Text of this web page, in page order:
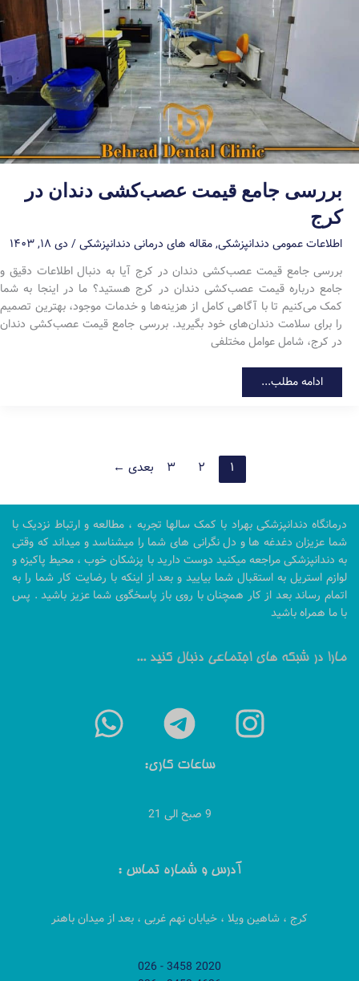
بررسی جامع قیمت عصب‌کشی دندان در
کرج
اطلاعات عمومی دندانپزشکی,مقاله های درمانی دندانپزشکی/ دی ۱۸, ۱۴۰۳
بررسی جامع قیمت عصب‌کشی دندان در کرج آیا به دنبال اطلاعات دقیق و
جامع درباره قیمت عصب‌کشی دندان در کرج هستید؟ ما در اینجا به شما
کمک می‌کنیم تا با آگاهی کامل از هزینه‌ها و خدمات موجود، بهترین تصمیم
را برای سلامت دندان‌های خود بگیرید. بررسی جامع قیمت عصب‌کشی دندان
در کرج، شامل عوامل مختلفی
بررسی
قیمت
ادامه مطلب...
۱ ۲ ۳ بعدی ←
درمانگاه دندانپزشکی بهراد با کمک سالها تجربه ، مطالعه و ارتباط نزدیک با
شما عزیزان دغدغه ها و دل نگرانی های شما را میشناسد و میداند که وقتی
به دندانپزشکی مراجعه میکنید دوست دارید با پزشکان خوب ، محیط پاکیزه و
لوازم استریل به استقبال شما بیایید و بعد از اینکه با رضایت کار شما را به
اتمام رساند بعد از کار همچنان با روی باز پاسخگوی شما عزیز باشید . پس
با ما همراه باشید
مارا در شبکه های اجتماعی دنبال کنید ...
ساعات کاری:
9 صبح الی 21
آدرس و شماره تماس :
کرج ، شاهین ویلا ، خیابان نهم غربی ، بعد از میدان باهنر
2020 3458 - 026